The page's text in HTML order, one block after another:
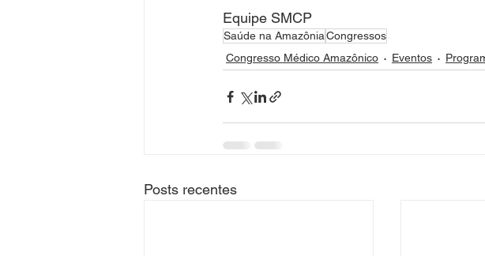
Equipe SMCP
Saúde na AmazôniaCongressos
Congresso Médico Amazônico
Eventos
Posts recentes